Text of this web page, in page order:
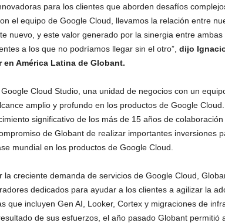
para los clientes que aborden desafíos
el equipo de Google Cloud, llevamos la relación entre
nuevo, y este valor generado por la sinergia entre
a los que no podríamos llegar sin el otro”, dijo
América Latina de Globant.
Cloud Studio, una unidad de negocios con un
amplio y profundo en los productos de Google
significativo de los más de 15 años de
de Globant de realizar importantes inversiones
mundial en los productos de Google Cloud.
la creciente demanda de servicios de Google Cloud,
dedicados para ayudar a los clientes a agilizar la
que incluyen Gen AI, Looker, Cortex y migraciones de
de sus esfuerzos, el año pasado Globant permitió